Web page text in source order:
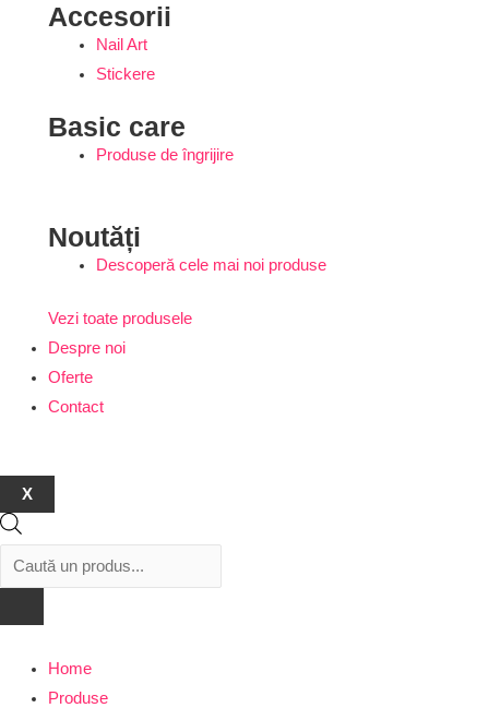
Accesorii
Nail Art
Stickere
Basic care
Produse de îngrijire
Noutăți
Descoperă cele mai noi produse
Vezi toate produsele
Despre noi
Oferte
Contact
X
Products
search
Home
Produse